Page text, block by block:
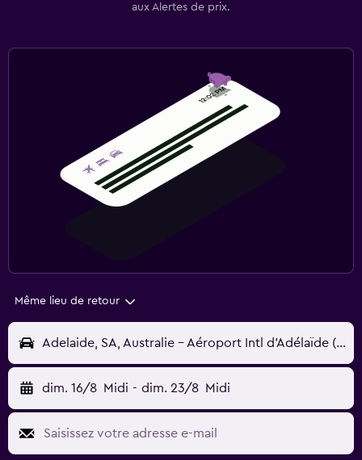
aux Alertes de prix.
Même lieu de retour
Adelaide, SA, Australie - Aéroport Intl d'Adélaïde (ADL)
dim. 16/8 Midi - dim. 23/8 Midi